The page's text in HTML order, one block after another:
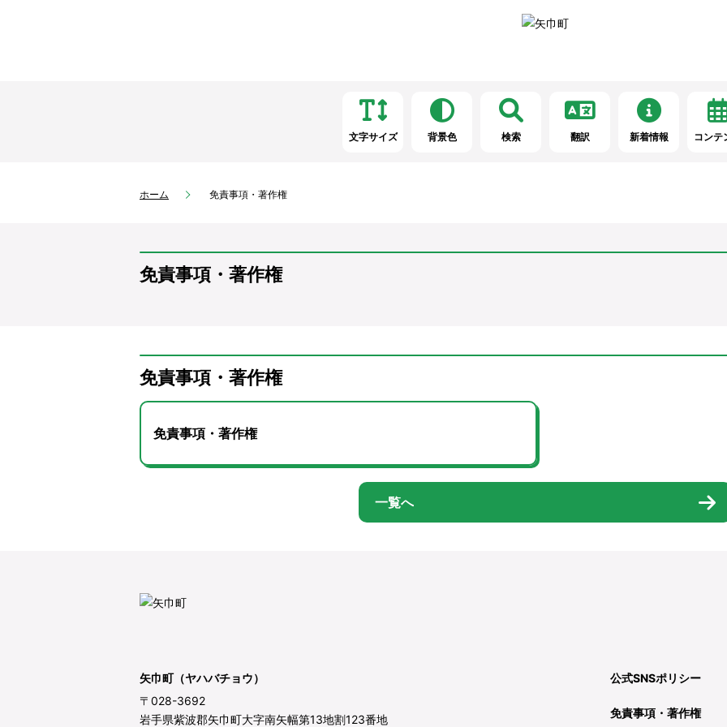
文字サイズ 背景色 検索 翻訳 新着情報 コンテ
ホーム 免責事項・著作権
免責事項・著作権
免責事項・著作権
免責事項・著作権
一覧へ
矢巾町（ヤハバチョウ）
〒028-3692
岩手県紫波郡矢巾町大字南矢幅第13地割123番地
公式SNSポリシー
免責事項・著作権